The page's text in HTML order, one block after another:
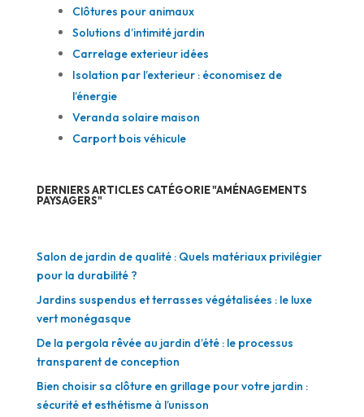
Clôtures pour animaux
Solutions d’intimité jardin
Carrelage exterieur idées
Isolation par l’exterieur : économisez de
l’énergie
Veranda solaire maison
Carport bois véhicule
DERNIERS ARTICLES CATÉGORIE "AMÉNAGEMENTS
PAYSAGERS"
Salon de jardin de qualité : Quels matériaux privilégier
pour la durabilité ?
Jardins suspendus et terrasses végétalisées : le luxe
vert monégasque
De la pergola rêvée au jardin d’été : le processus
transparent de conception
Bien choisir sa clôture en grillage pour votre jardin :
sécurité et esthétisme à l’unisson